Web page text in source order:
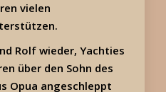
vielen
Rolf wieder, Yachties
über den Sohn des
Opua angeschleppt